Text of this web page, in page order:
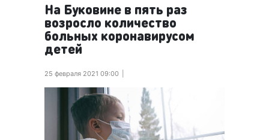
На Буковине в пять раз
возросло количество
больных коронавирусом
детей
25 февраля 2021 09:00